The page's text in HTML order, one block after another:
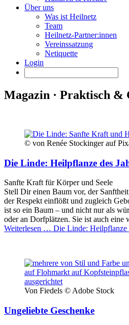
Über uns
Was ist Heilnetz
Team
Heilnetz-Partner:innen
Vereinssatzung
Netiquette
Login
Magazin · Praktisch &
© von Renée Stockinger auf
Die Linde: Heilpflanze des
Sanfte Kraft für Körper und Seele
Stell Dir einen Baum vor, der
der Respekt einflößt und zugleich
ist so ein Baum – und nicht nur als
oder an Dorfplätzen. Sie ist auch eine
Weiterlesen … Die Linde: Heilpflanze
Von Fiedels © Adobe Stock
Ungeliebte Geschenke